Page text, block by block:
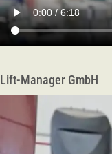
Lift-Manager GmbH